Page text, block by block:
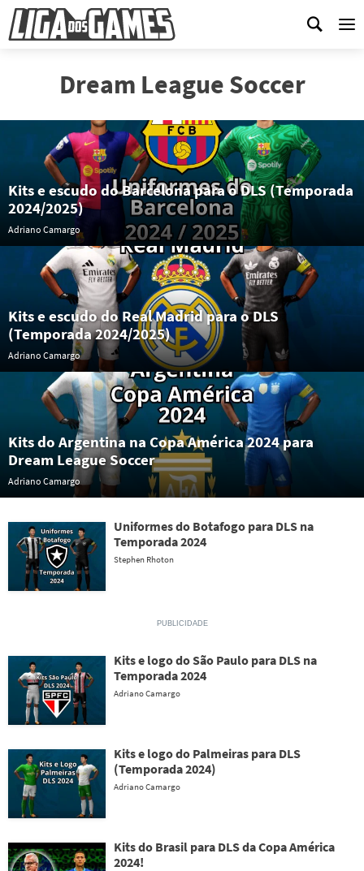
Dream League Soccer
Kits e escudo do Barcelona para o DLS (Temporada
2024/2025)
Adriano Camargo
Kits e escudo do Real Madrid para o DLS
(Temporada 2024/2025)
Adriano Camargo
Kits do Argentina na Copa América 2024 para
Dream League Soccer
Adriano Camargo
Uniformes do Botafogo para DLS na
Temporada 2024
Stephen Rhoton
Kits e logo do São Paulo para DLS na
Temporada 2024
Adriano Camargo
Kits e logo do Palmeiras para DLS
(Temporada 2024)
Adriano Camargo
Kits do Brasil para DLS da Copa América
2024!